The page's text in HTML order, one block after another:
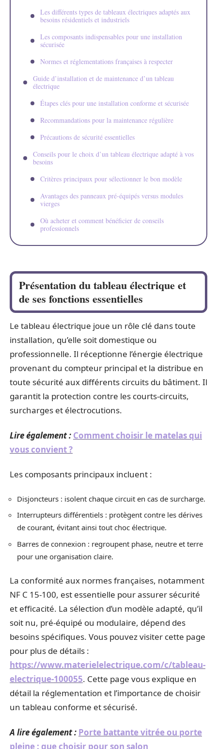
Les différents types de tableaux électriques adaptés aux
besoins résidentiels et industriels
Les composants indispensables pour une installation
sécurisée
Normes et réglementations françaises à respecter
Guide d’installation et de maintenance d’un tableau
électrique
Étapes clés pour une installation conforme et sécurisée
Recommandations pour la maintenance régulière
Précautions de sécurité essentielles
Conseils pour le choix d’un tableau électrique adapté à vos
besoins
Critères principaux pour sélectionner le bon modèle
Avantages des panneaux pré-équipés versus modules
vierges
Où acheter et comment bénéficier de conseils
professionnels
Présentation du tableau électrique et
de ses fonctions essentielles
Le tableau électrique joue un rôle clé dans toute
installation, qu’elle soit domestique ou
professionnelle. Il réceptionne l’énergie électrique
provenant du compteur principal et la distribue en
toute sécurité aux différents circuits du bâtiment. Il
garantit la protection contre les courts-circuits,
surcharges et électrocutions.
Lire également : Comment choisir le matelas qui
vous convient ?
Les composants principaux incluent :
Disjoncteurs : isolent chaque circuit en cas de surcharge.
Interrupteurs différentiels : protègent contre les dérives
de courant, évitant ainsi tout choc électrique.
Barres de connexion : regroupent phase, neutre et terre
pour une organisation claire.
La conformité aux normes françaises, notamment
NF C 15-100, est essentielle pour assurer sécurité
et efficacité. La sélection d’un modèle adapté, qu’il
soit nu, pré-équipé ou modulaire, dépend des
besoins spécifiques. Vous pouvez visiter cette page
pour plus de détails :
https://www.materielelectrique.com/c/tableau-
electrique-100055. Cette page vous explique en
détail la réglementation et l’importance de choisir
un tableau conforme et sécurisé.
A lire également : Porte battante vitrée ou porte
pleine : que choisir pour son salon